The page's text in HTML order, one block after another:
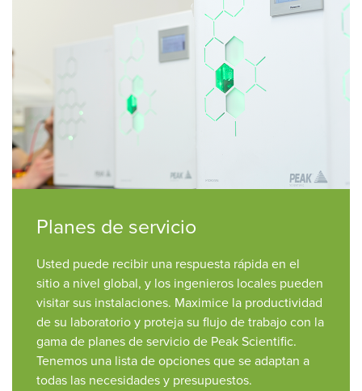
Planes de servicio
Usted puede recibir una respuesta rápida en el
sitio a nivel global, y los ingenieros locales pueden
visitar sus instalaciones. Maximice la productividad
de su laboratorio y proteja su flujo de trabajo con la
gama de planes de servicio de Peak Scientific.
Tenemos una lista de opciones que se adaptan a
todas las necesidades y presupuestos.